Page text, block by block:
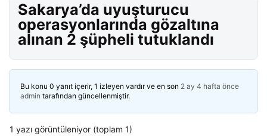
Sakarya’da uyuşturucu
operasyonlarında gözaltına
alınan 2 şüpheli tutuklandı
Bu konu 0 yanıt içerir, 1 izleyen vardır ve en son 2 ay 4 hafta önce
admin tarafından güncellenmiştir.
1 yazı görüntüleniyor (toplam 1)